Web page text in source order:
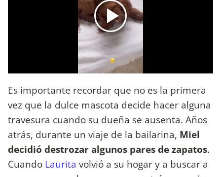
Es importante recordar que no es la primera
vez que la dulce mascota decide hacer alguna
travesura cuando su dueña se ausenta. Años
atrás, durante un viaje de la bailarina, Miel
decidió destrozar algunos pares de zapatos.
Cuando Laurita volvió a su hogar y a buscar a